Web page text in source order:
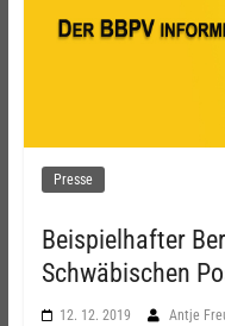
Presse
Beispielhafter
Schwäbischen
12. 12. 2019 Antje